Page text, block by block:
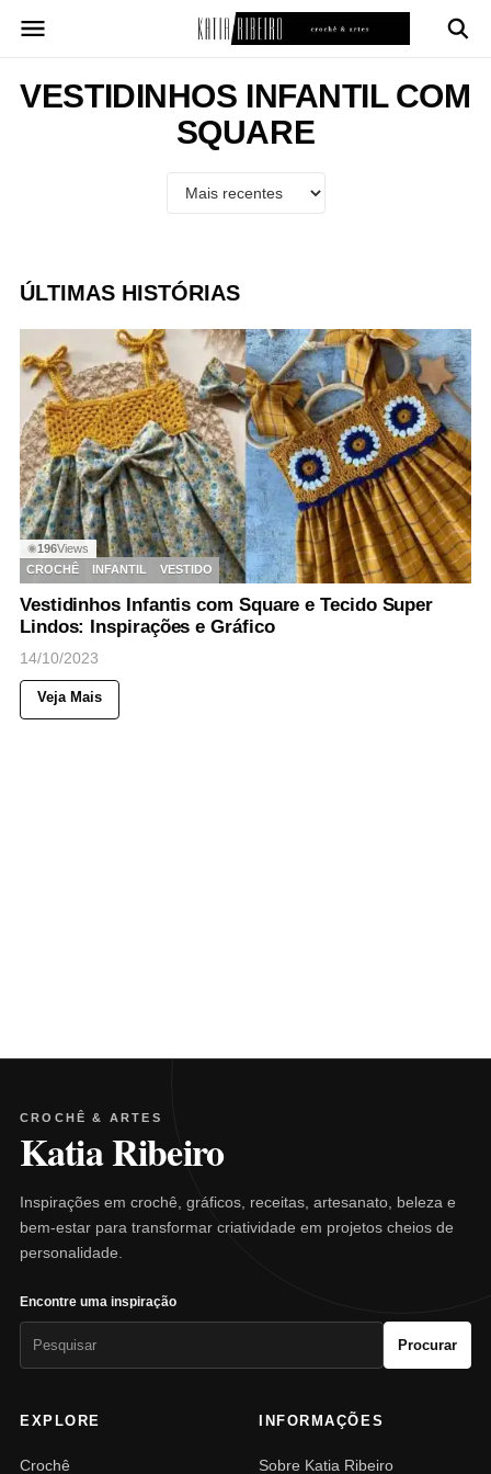
para
conteúdo
VESTIDINHOS INFANTIL COM
SQUARE
ÚLTIMAS HISTÓRIAS
◉196Views
CROCHÊ
INFANTIL VESTIDO
Vestidinhos Infantis com Square e Tecido Super
Lindos: Inspirações e Gráfico
14/10/2023
Veja Mais
CROCHÊ & ARTES
Katia Ribeiro
Inspirações em crochê, gráficos, receitas, artesanato, beleza e
bem-estar para transformar criatividade em projetos cheios de
personalidade.
Encontre uma inspiração
Procurar
EXPLORE
Crochê
INFORMAÇÕES
Sobre Katia Ribeiro